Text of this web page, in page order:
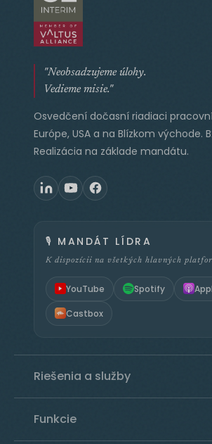
"Neobsadzujeme úlohy.
Vedieme misie."
Osvedčení dočasní riadiaci
Európe, USA a na Blízkom východe.
Realizácia na základe mandátu.
🎙️ MANDÁT LÍDRA
K dispozícii na všetkých hlavných
YouTube Spotify
Castbox
Riešenia a služby
Funkcie